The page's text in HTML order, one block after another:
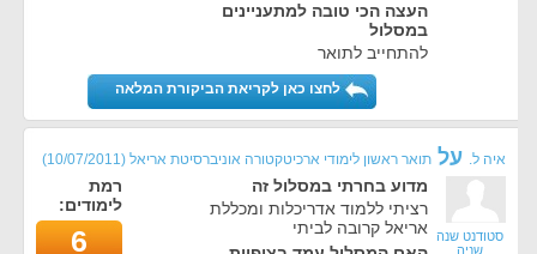
העצה הכי טובה למתעניינים
במסלול
להתחייב לתואר
לחצו כאן לקריאת הביקורת המלאה
איה ל. על תואר ראשון לימודי ארכיטקטורה אוניברסיטת אריאל (
10/07/2011
)
סטודנט שנה
שניה
מדוע בחרתי במסלול זה
רציתי ללמוד אדריכלות ומכללת
אריאל קרובה לביתי
רמת
לימודים:
6